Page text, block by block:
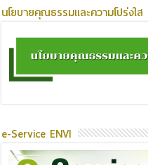
นโยบายคุณธรรมและความโปร่งใส
e-Service ENVI